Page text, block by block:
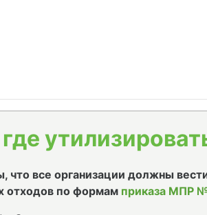
что все организации должны
отходов по формам приказа МПР